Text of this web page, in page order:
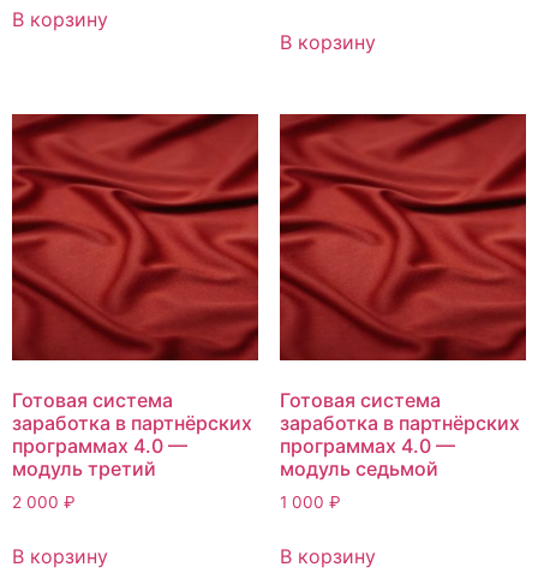
В корзину
В корзину
Готовая система
заработка в партнёрских
программах 4.0 —
модуль третий
2 000 ₽
В корзину
Готовая система
заработка в партнёрских
программах 4.0 —
модуль седьмой
1 000 ₽
В корзину